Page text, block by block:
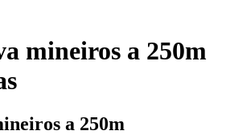
mineiros a 250m
a 250m